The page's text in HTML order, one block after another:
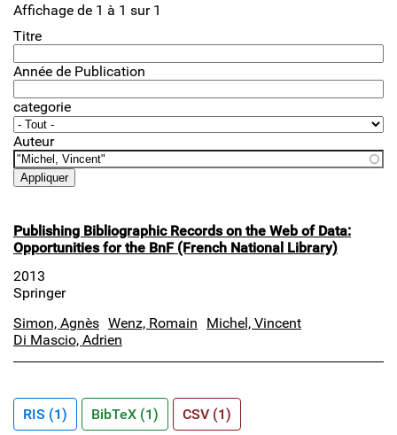
Affichage de 1 à 1 sur 1
Titre
Année de Publication
categorie
Auteur
Publishing Bibliographic Records on the Web of Data:
Opportunities for the BnF (French National Library)
2013
Springer
Simon, Agnès Wenz, Romain
Michel, Vincent
Di Mascio, Adrien
RIS (1) BibTeX (1) CSV (1)